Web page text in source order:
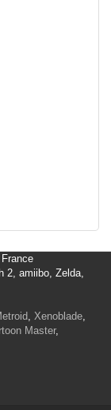
2, amiibo, Zelda,
, Xenoblade,
Master,